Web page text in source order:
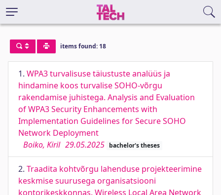
items found: 18
1. WPA3 turvalisuse täiustuste analüüs ja
hindamine koos turvalise SOHO-võrgu
rakendamise juhistega. Analysis and Evaluation
of WPA3 Security Enhancements with
Implementation Guidelines for Secure SOHO
Network Deployment
Boiko, Kiril 29.05.2025 bachelor's theses
2. Traadita kohtvõrgu lahenduse projekteerimine
keskmise suurusega organisatsiooni
kontorikeskkonnas. Wireless Local Area Network